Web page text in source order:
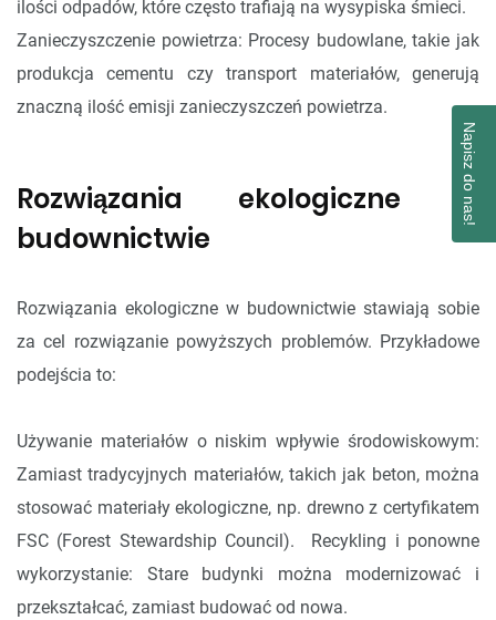
ilości odpadów, które często trafiają na wysypiska śmieci.
Zanieczyszczenie powietrza: Procesy budowlane, takie jak
produkcja cementu czy transport materiałów, generują
znaczną ilość emisji zanieczyszczeń powietrza.
Rozwiązania ekologiczne w
budownictwie
Rozwiązania ekologiczne w budownictwie stawiają sobie
za cel rozwiązanie powyższych problemów. Przykładowe
podejścia to:
Używanie materiałów o niskim wpływie środowiskowym:
Zamiast tradycyjnych materiałów, takich jak beton, można
stosować materiały ekologiczne, np. drewno z certyfikatem
FSC (Forest Stewardship Council). Recykling i ponowne
wykorzystanie: Stare budynki można modernizować i
przekształcać, zamiast budować od nowa.
Napisz do nas!